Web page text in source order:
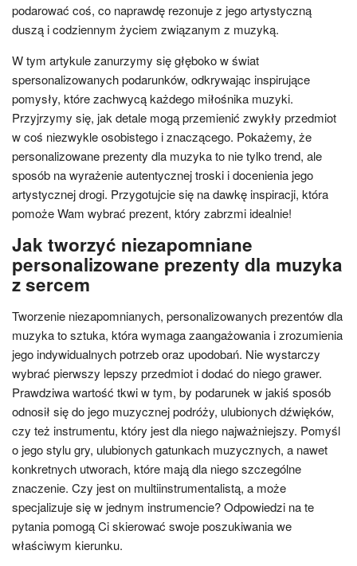
podarować coś, co naprawdę rezonuje z jego artystyczną
duszą i codziennym życiem związanym z muzyką.
W tym artykule zanurzymy się głęboko w świat
spersonalizowanych podarunków, odkrywając inspirujące
pomysły, które zachwycą każdego miłośnika muzyki.
Przyjrzymy się, jak detale mogą przemienić zwykły przedmiot
w coś niezwykle osobistego i znaczącego. Pokażemy, że
personalizowane prezenty dla muzyka to nie tylko trend, ale
sposób na wyrażenie autentycznej troski i docenienia jego
artystycznej drogi. Przygotujcie się na dawkę inspiracji, która
pomoże Wam wybrać prezent, który zabrzmi idealnie!
Jak tworzyć niezapomniane
personalizowane prezenty dla muzyka
z sercem
Tworzenie niezapomnianych, personalizowanych prezentów dla
muzyka to sztuka, która wymaga zaangażowania i zrozumienia
jego indywidualnych potrzeb oraz upodobań. Nie wystarczy
wybrać pierwszy lepszy przedmiot i dodać do niego grawer.
Prawdziwa wartość tkwi w tym, by podarunek w jakiś sposób
odnosił się do jego muzycznej podróży, ulubionych dźwięków,
czy też instrumentu, który jest dla niego najważniejszy. Pomyśl
o jego stylu gry, ulubionych gatunkach muzycznych, a nawet
konkretnych utworach, które mają dla niego szczególne
znaczenie. Czy jest on multiinstrumentalistą, a może
specjalizuje się w jednym instrumencie? Odpowiedzi na te
pytania pomogą Ci skierować swoje poszukiwania we
właściwym kierunku.